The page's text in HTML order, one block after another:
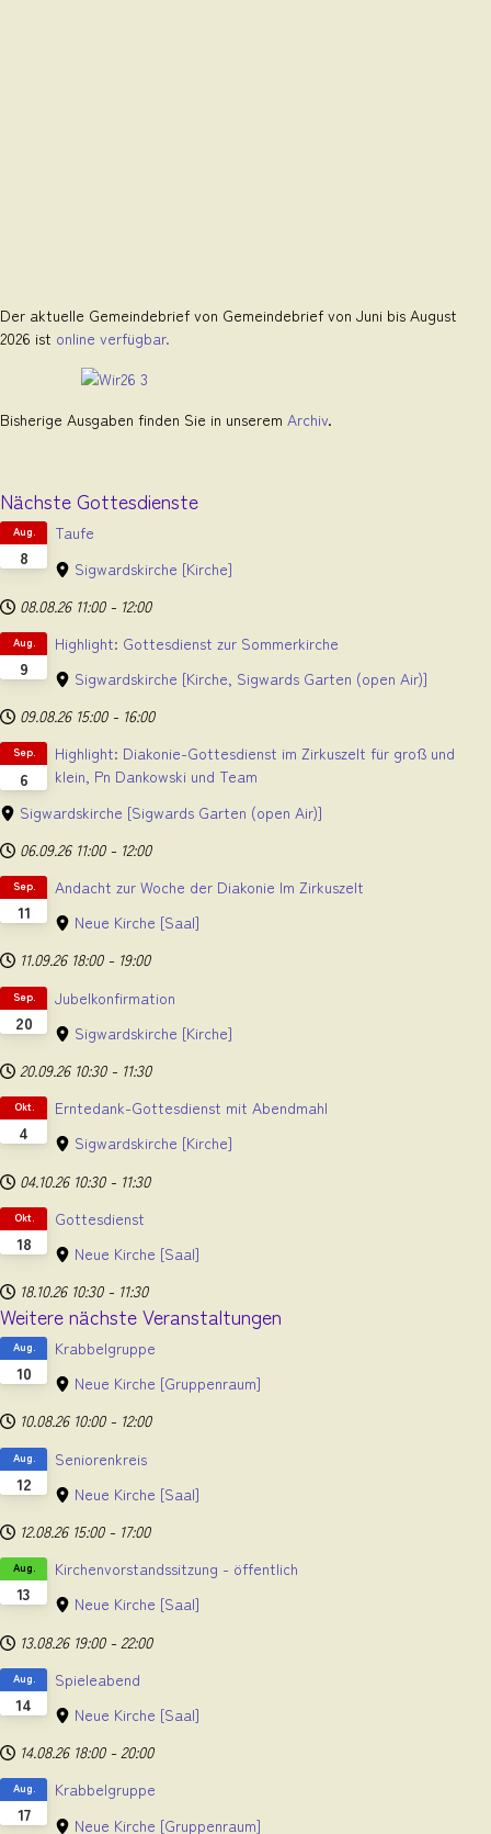
Der aktuelle Gemeindebrief von Gemeindebrief von Juni bis August
2026 ist online verfügbar.
Bisherige Ausgaben finden Sie in unserem Archiv.
Nächste Gottesdienste
8
Aug.
Taufe
Sigwardskirche [Kirche]
08.08.26 11:00 - 12:00
9
Aug.
Highlight: Gottesdienst zur Sommerkirche
Sigwardskirche [Kirche, Sigwards Garten (open Air)]
09.08.26 15:00 - 16:00
6
Sep.
Highlight: Diakonie-Gottesdienst im Zirkuszelt für groß und
klein, Pn Dankowski und Team
Sigwardskirche [Sigwards Garten (open Air)]
06.09.26 11:00 - 12:00
11
Sep.
Andacht zur Woche der Diakonie Im Zirkuszelt
Neue Kirche [Saal]
11.09.26 18:00 - 19:00
20
Sep.
Jubelkonfirmation
Sigwardskirche [Kirche]
20.09.26 10:30 - 11:30
4
Okt.
Erntedank-Gottesdienst mit Abendmahl
Sigwardskirche [Kirche]
04.10.26 10:30 - 11:30
18
Okt.
Gottesdienst
Neue Kirche [Saal]
18.10.26 10:30 - 11:30
Weitere nächste Veranstaltungen
10
Aug.
Krabbelgruppe
Neue Kirche [Gruppenraum]
10.08.26 10:00 - 12:00
12
Aug.
Seniorenkreis
Neue Kirche [Saal]
12.08.26 15:00 - 17:00
13
Aug.
Kirchenvorstandssitzung - öffentlich
Neue Kirche [Saal]
13.08.26 19:00 - 22:00
14
Aug.
Spieleabend
Neue Kirche [Saal]
14.08.26 18:00 - 20:00
17
Aug.
Krabbelgruppe
Neue Kirche [Gruppenraum]